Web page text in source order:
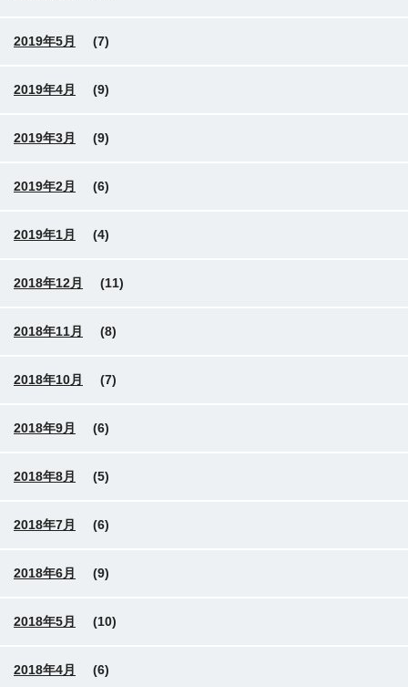
2019年5月 (7)
2019年4月 (9)
2019年3月 (9)
2019年2月 (6)
2019年1月 (4)
2018年12月 (11)
2018年11月 (8)
2018年10月 (7)
2018年9月 (6)
2018年8月 (5)
2018年7月 (6)
2018年6月 (9)
2018年5月 (10)
2018年4月 (6)